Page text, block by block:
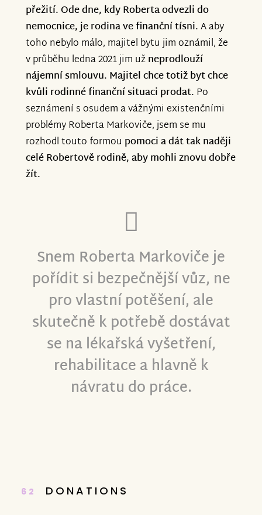
přežití. Ode dne, kdy Roberta odvezli do
nemocnice,je rodina ve finanční tísni.A aby
toho nebylo málo, majitel bytu jim oznámil, že
v průběhu ledna 2021 jim užneprodlouží
nájemní smlouvu. Majitel chce totiž byt chce
kvůli rodinné finanční situaci prodat. Po
seznámení s osudem a vážnými existenčními
problémy Roberta Markoviče, jsem se mu
rozhodl touto formou pomoci a dát tak naději
celé Robertově rodině, aby mohli znovu dobře
žít.
Snem Roberta Markoviče je
pořídit si bezpečnější vůz, ne
pro vlastní potěšení, ale
skutečně k potřebě dostávat
se na lékařská vyšetření,
rehabilitace a hlavně k
návratu do práce.
62 DONATIONS